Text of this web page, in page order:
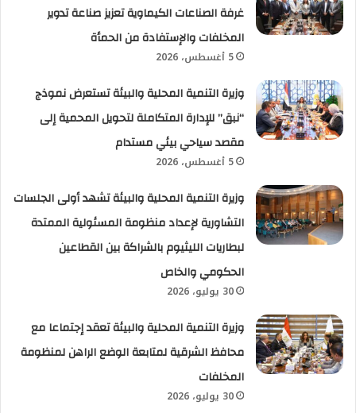
غرفة الصناعات الكيماوية تعزيز صناعة تدوير
المخلفات والإستفادة من الحمأة
5 أغسطس، 2026
وزيرة التنمية المحلية والبيئة تستعرض نموذج
“نبق” للإدارة المتكاملة لتحويل المحمية إلى
مقصد سياحي بيئي مستدام
5 أغسطس، 2026
وزيرة التنمية المحلية والبيئة تشهد أولى الجلسات
التشاورية لإعداد منظومة المسئولية الممتدة
لبطاريات الليثيوم بالشراكة بين القطاعين
الحكومي والخاص
30 يوليو، 2026
وزيرة التنمية المحلية والبيئة تعقد إجتماعا مع
محافظ الشرقية لمتابعة الوضع الراهن لمنظومة
المخلفات
30 يوليو، 2026